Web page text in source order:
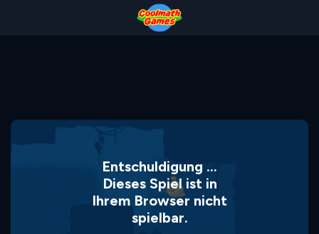
Entschuldigung ...
Dieses Spiel ist in
Ihrem Browser nicht
spielbar.